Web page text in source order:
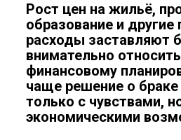
Рост цен на жильё,
образование и
расходы заставляют
внимательно
финансовому
чаще решение о
только с чувствами,
экономическими